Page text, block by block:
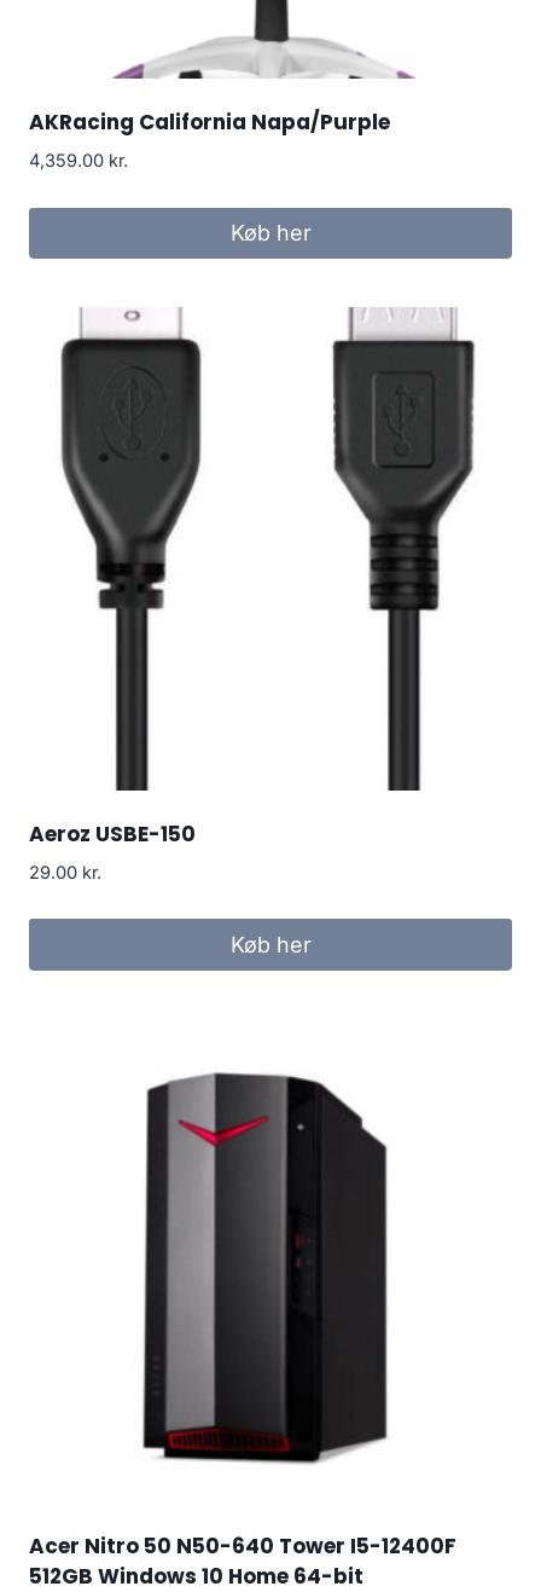
AKRacing California Napa/Purple
4,359.00 kr.
Køb her
Aeroz USBE-150
29.00 kr.
Køb her
Acer Nitro 50 N50-640 Tower I5-12400F
512GB Windows 10 Home 64-bit